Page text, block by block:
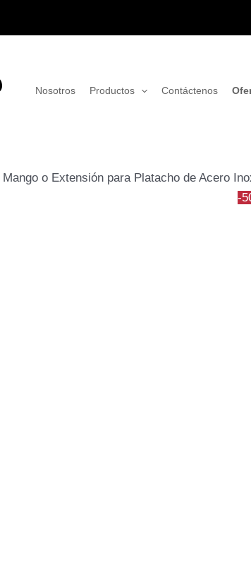
Nosotros Productos Contáctenos
Mango o Extensión para Platacho de Acero
-